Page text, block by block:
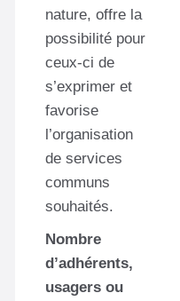
nature, offre la
possibilité pour
ceux-ci de
s’exprimer et
favorise
l’organisation
de services
communs
souhaités.
Nombre
d’adhérents,
usagers ou